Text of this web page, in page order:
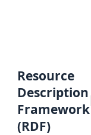
Resource
Description
Framework
(RDF)